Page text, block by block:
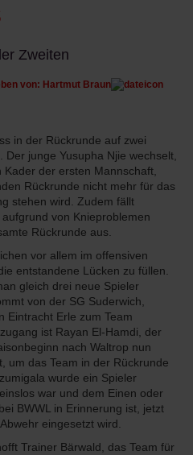
Zweiten
von: Hartmut Braun
in der Rückrunde auf zwei
Der junge Yusupha Njie wechselt,
der ersten Mannschaft,
Rückrunde nicht mehr für das
stehen wird. Zudem fällt
von Knieproblemen
Rückrunde aus.
vor allem im offensiven
entstandene Lücken zu füllen.
gleich drei neue Spieler
von der SG Suderwich,
Eintracht Erle zum Team
ist Rayan El-Hamdi, der
nach Waltrop nun
um das Team in der Rückrunde
wurde ein Spieler
war und dem Einen oder
BWWL in Erinnerung ist, jetzt
eingesetzt wird.
Trainer Bärwald, das Team für